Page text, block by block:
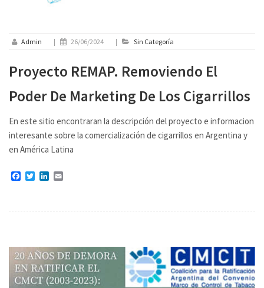
Admin | 26/06/2024 | Sin Categoría
Proyecto REMAP. Removiendo El
Poder De Marketing De Los Cigarrillos
En este sitio encontraran la descripción del proyecto e informacion
interesante sobre la comercialización de cigarrillos en Argentina y
en América Latina
Facebook
TwitterLinkedIn